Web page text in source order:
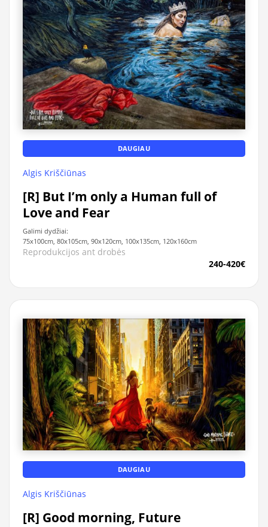
DAUGIAU
Algis Kriščiūnas
[R] But I’m only a Human full of
Love and Fear
Galimi dydžiai:
75x100cm, 80x105cm, 90x120cm, 100x135cm, 120x160cm
Reprodukcijos ant drobės
240-420€
DAUGIAU
Algis Kriščiūnas
[R] Good morning, Future